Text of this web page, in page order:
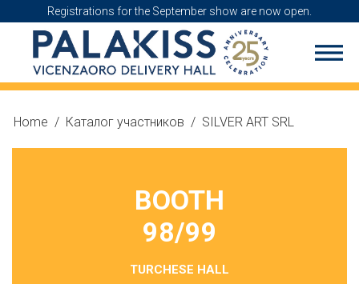
Registrations for the September show are now open.
Home / Каталог участников / SILVER ART SRL
BOOTH
98/99
TURCHESE HALL